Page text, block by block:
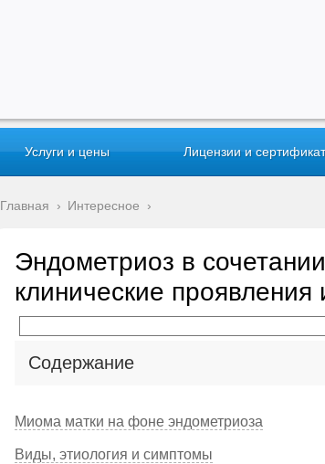
Услуги и цены Лицензии и
Главная › Интересное ›
Эндометриоз в
клинические
Содержание
Миома матки на фоне эндометриоза
Виды, этиология и симптомы